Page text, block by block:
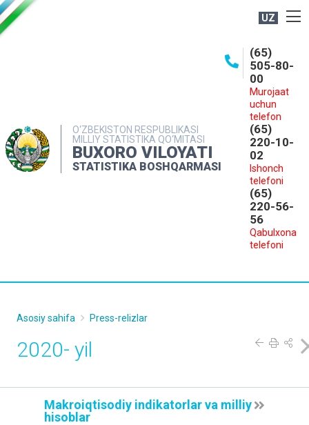
UZ
O‘ZBEKISTON RESPUBLIKASI
MILLIY STATISTIKA QO‘MITASI
BUXORO VILOYATI
STATISTIKA BOSHQARMASI
(65)
505-80-
00
Murojaat
uchun
telefon
(65)
220-10-
02
Ishonch
telefoni
(65)
220-56-
56
Qabulxona
telefoni
MATBUOT XIZMATI
MUROJAATLAR
Asosiy sahifa Press-relizlar
2020- yil
Makroiqtisodiy indikatorlar va milliy
hisoblar